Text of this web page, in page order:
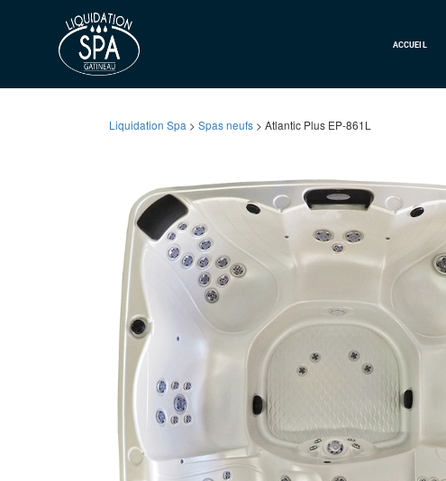
ACCUEIL
Liquidation Spa > Spas neufs> Atlantic Plus EP-861L